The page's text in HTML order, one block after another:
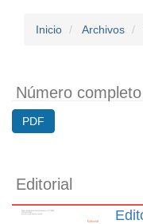
Inicio Archivos
Número completo
PDF
Editorial